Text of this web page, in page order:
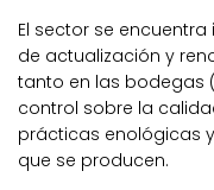
El sector se
de actualización y
tanto en las bodegas
control sobre la
prácticas enológicas
que se producen.